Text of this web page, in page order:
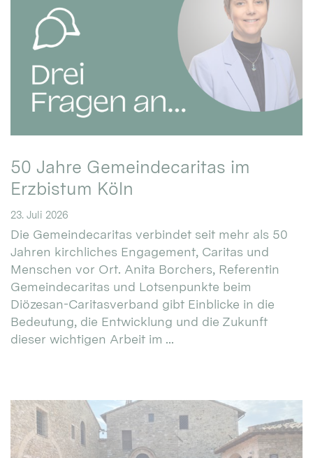
50 Jahre Gemeindecaritas im
Erzbistum Köln
23. Juli 2026
Die Gemeindecaritas verbindet seit mehr als 50
Jahren kirchliches Engagement, Caritas und
Menschen vor Ort. Anita Borchers, Referentin
Gemeindecaritas und Lotsenpunkte beim
Diözesan-Caritasverband gibt Einblicke in die
Bedeutung, die Entwicklung und die Zukunft
dieser wichtigen Arbeit im ...